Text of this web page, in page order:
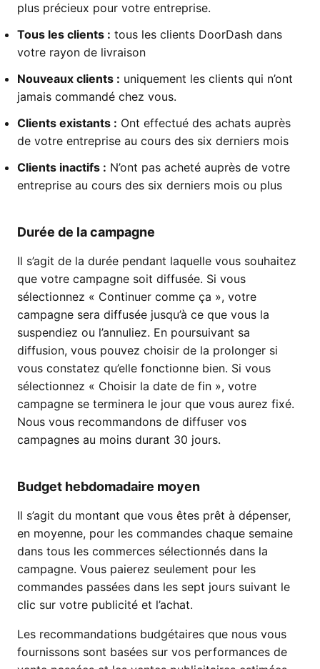
plus précieux pour votre entreprise.
Tous les clients : tous les clients DoorDash dans
votre rayon de livraison
Nouveaux clients : uniquement les clients qui n’ont
jamais commandé chez vous.
Clients existants : Ont effectué des achats auprès
de votre entreprise au cours des six derniers mois
Clients inactifs : N’ont pas acheté auprès de votre
entreprise au cours des six derniers mois ou plus
Durée de la campagne
Il s’agit de la durée pendant laquelle vous souhaitez
que votre campagne soit diffusée. Si vous
sélectionnez « Continuer comme ça », votre
campagne sera diffusée jusqu’à ce que vous la
suspendiez ou l’annuliez. En poursuivant sa
diffusion, vous pouvez choisir de la prolonger si
vous constatez qu’elle fonctionne bien. Si vous
sélectionnez « Choisir la date de fin », votre
campagne se terminera le jour que vous aurez fixé.
Nous vous recommandons de diffuser vos
campagnes au moins durant 30 jours.
Budget hebdomadaire moyen
Il s’agit du montant que vous êtes prêt à dépenser,
en moyenne, pour les commandes chaque semaine
dans tous les commerces sélectionnés dans la
campagne. Vous paierez seulement pour les
commandes passées dans les sept jours suivant le
clic sur votre publicité et l’achat.
Les recommandations budgétaires que nous vous
fournissons sont basées sur vos performances de